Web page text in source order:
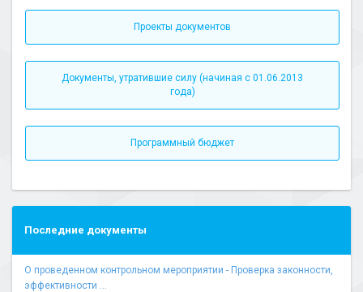
Проекты документов
Документы, утратившие силу (начиная с 01.06.2013
года)
Программный бюджет
Последние документы
О проведенном контрольном мероприятии - Проверка законности,
эффективности ...